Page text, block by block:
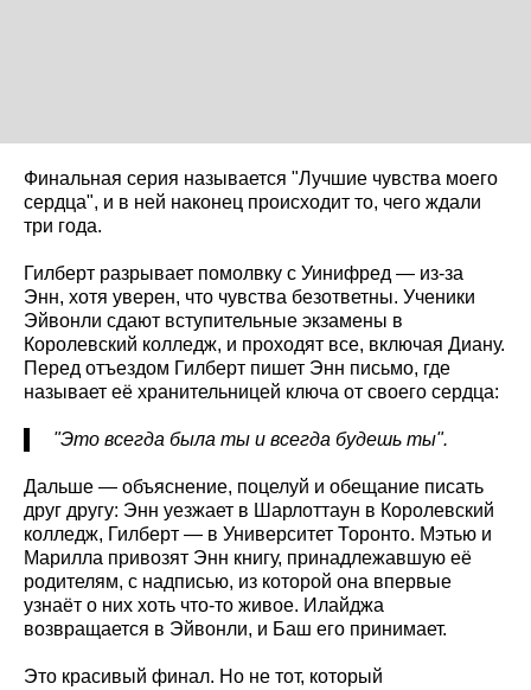
Финальная серия называется "Лучшие чувства моего
сердца", и в ней наконец происходит то, чего ждали
три года.
Гилберт разрывает помолвку с Уинифред — из-за
Энн, хотя уверен, что чувства безответны. Ученики
Эйвонли сдают вступительные экзамены в
Королевский колледж, и проходят все, включая Диану.
Перед отъездом Гилберт пишет Энн письмо, где
называет её хранительницей ключа от своего сердца:
"Это всегда была ты и всегда будешь ты".
Дальше — объяснение, поцелуй и обещание писать
друг другу: Энн уезжает в Шарлоттаун в Королевский
колледж, Гилберт — в Университет Торонто. Мэтью и
Марилла привозят Энн книгу, принадлежавшую её
родителям, с надписью, из которой она впервые
узнаёт о них хоть что-то живое. Илайджа
возвращается в Эйвонли, и Баш его принимает.
Это красивый финал. Но не тот, который